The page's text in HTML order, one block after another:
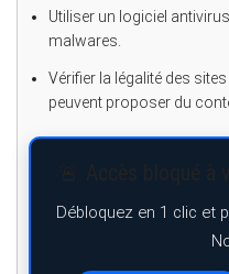
Utiliser un logiciel
malwares.
Vérifier la légalité des
peuvent proposer du
Débloquez en 1 clic et